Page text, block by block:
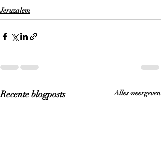
Jeruzalem
Recente blogposts Alles weergeven